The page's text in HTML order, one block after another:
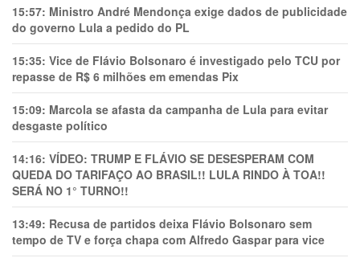
15:57: Ministro André Mendonça exige dados de publicidade
do governo Lula a pedido do PL
15:35: Vice de Flávio Bolsonaro é investigado pelo TCU por
repasse de R$ 6 milhões em emendas Pix
15:09: Marcola se afasta da campanha de Lula para evitar
desgaste político
14:16: VÍDEO: TRUMP E FLÁVIO SE DESESPERAM COM
QUEDA DO TARIFAÇO AO BRASIL!! LULA RINDO À TOA!!
SERÁ NO 1° TURNO!!
13:49: Recusa de partidos deixa Flávio Bolsonaro sem
tempo de TV e força chapa com Alfredo Gaspar para vice